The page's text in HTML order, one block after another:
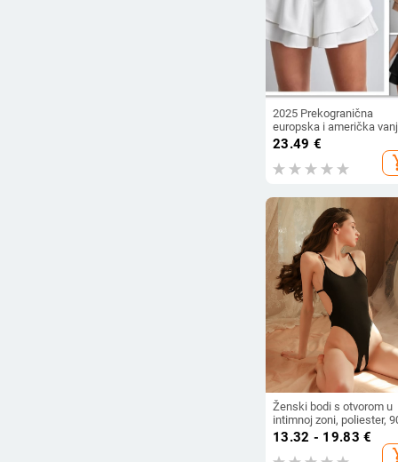
2025 Prekogranična
europska i američka
trgovina Ljeto Novi stil
Dvoslojne labave modne
ležerne mikro hlače u
23.49 €
Ženski bodi s otvorom u
intimnoj zoni, poliester,
95% poliester, stilovi rola:
mornar i zečić
13.32 - 19.83 €